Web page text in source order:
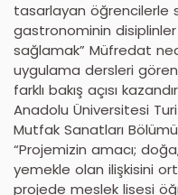
tasarlayan öğrencilerle
gastronominin disiplinler
sağlamak” Müfredat
uygulama dersleri
farklı bakış açısı
Anadolu Üniversitesi
Mutfak Sanatları
“Projemizin amacı;
yemekle olan ilişkisini
projede meslek lisesi